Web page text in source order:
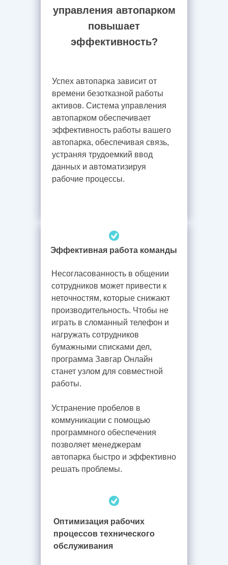
Успех автопарка зависит от
времени безотказной работы
активов. Система управления
автопарком обеспечивает
эффективность работы вашего
автопарка, обеспечивая связь,
устраняя трудоемкий ввод
данных и автоматизируя
рабочие процессы.
управления автопарком
повышает
эффективность?
Эффективная работа команды
Несогласованность в общении
сотрудников может привести к
неточностям, которые снижают
производительность. Чтобы не
играть в сломанный телефон и
нагружать сотрудников
бумажными списками дел,
программа Завгар Онлайн
станет узлом для совместной
работы.
Устранение пробелов в
коммуникации с помощью
программного обеспечения
позволяет менеджерам
автопарка быстро и эффективно
решать проблемы.
Оптимизация рабочих
процессов технического
обслуживания